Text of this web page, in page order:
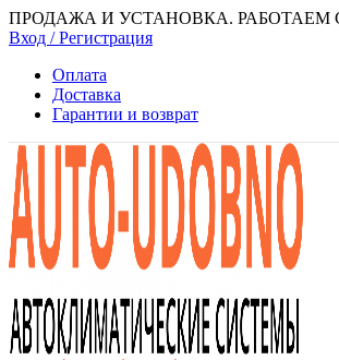
ПРОДАЖА И УСТАНОВКА. РАБОТАЕМ
Вход / Регистрация
Оплата
Доставка
Гарантии и возврат